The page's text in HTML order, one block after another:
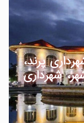
پرند،
شهرداری